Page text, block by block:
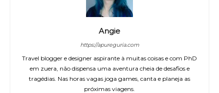
Angie
https://apureguria.com
Travel blogger e designer aspirante à muitas coisas e com PhD
em zuera, não dispensa uma aventura cheia de desafios e
tragédias. Nas horas vagas joga games, canta e planeja as
próximas viagens.